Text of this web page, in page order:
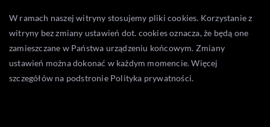
W ramach naszej witryny stosujemy pliki cookies. Korzystanie z
witryny bez zmiany ustawień dot. cookies oznacza, że będą one
zamieszczane w Państwa urządzeniu końcowym. Zmiany
ustawień można dokonać w każdym momencie. Więcej
szczegółów na podstronie Polityka prywatności.